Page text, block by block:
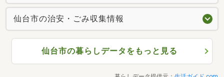
仙台市の治安・ごみ収集情報
仙台市の暮らしデータをもっと見る